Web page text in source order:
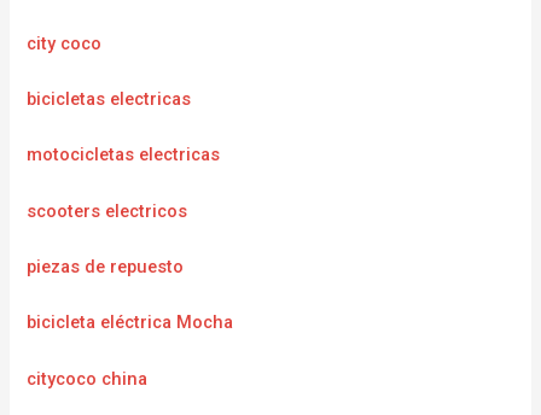
city coco
bicicletas electricas
motocicletas electricas
scooters electricos
piezas de repuesto
bicicleta eléctrica Mocha
citycoco china